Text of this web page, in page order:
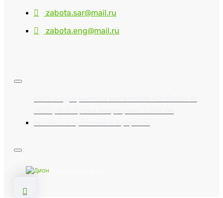
zabota.sar@mail.ru
zabota.eng@mail.ru